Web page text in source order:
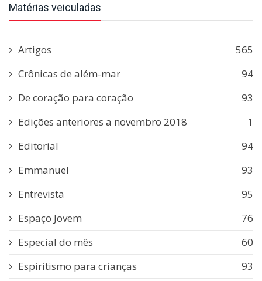
Matérias veiculadas
Artigos
565
Crônicas de além-mar
94
De coração para coração
93
Edições anteriores a novembro 2018
1
Editorial
94
Emmanuel
93
Entrevista
95
Espaço Jovem
76
Especial do mês
60
Espiritismo para crianças
93